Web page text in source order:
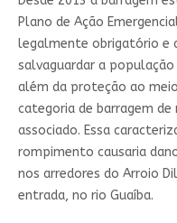
Plano de Ação
legalmente obrigatório e
salvaguardar a
além da proteção ao
categoria de barragem
associado. Essa
rompimento causaria
nos arredores do Arroio
entrada, no rio Guaíba.